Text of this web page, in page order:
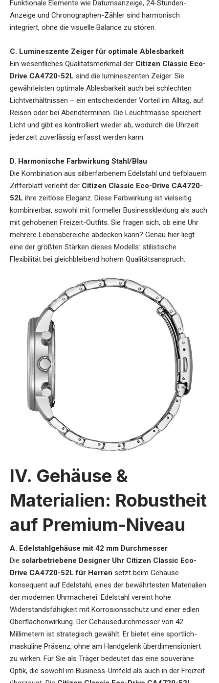
Funktionale Elemente wie Datumsanzeige, 24-Stunden-
Anzeige und Chronographen-Zähler sind harmonisch
integriert, ohne die visuelle Balance zu stören.
C. Lumineszente Zeiger für optimale Ablesbarkeit
Ein wesentliches Qualitätsmerkmal der Citizen Classic Eco-
Drive CA4720-52L sind die lumineszenten Zeiger. Sie
gewährleisten optimale Ablesbarkeit auch bei schlechten
Lichtverhältnissen – ein entscheidender Vorteil im Alltag, auf
Reisen oder bei Abendterminen. Die Leuchtmasse speichert
Licht und gibt es kontrolliert wieder ab, wodurch die Uhrzeit
jederzeit zuverlässig erfasst werden kann.
D. Harmonische Farbwirkung Stahl/Blau
Die Kombination aus silberfarbenem Edelstahl und tiefblauem
Zifferblatt verleiht der Citizen Classic Eco-Drive CA4720-
52L ihre zeitlose Eleganz. Diese Farbwirkung ist vielseitig
kombinierbar, sowohl mit formeller Businesskleidung als auch
mit gehobenen Freizeit-Outfits. Sie fragen sich, ob eine Uhr
mehrere Lebensbereiche abdecken kann? Genau hier liegt
eine der größten Stärken dieses Modells: stilistische
Flexibilität bei gleichbleibend hohem Qualitätsanspruch.
IV. Gehäuse &
Materialien: Robustheit
auf Premium-Niveau
A. Edelstahlgehäuse mit 42 mm Durchmesser
Die solarbetriebene Designer Uhr Citizen Classic Eco-
Drive CA4720-52L für Herren setzt beim Gehäuse
konsequent auf Edelstahl, eines der bewährtesten Materialien
der modernen Uhrmacherei. Edelstahl vereint hohe
Widerstandsfähigkeit mit Korrosionsschutz und einer edlen
Oberflächenwirkung. Der Gehäusedurchmesser von 42
Millimetern ist strategisch gewählt: Er bietet eine sportlich-
maskuline Präsenz, ohne am Handgelenk überdimensioniert
zu wirken. Für Sie als Träger bedeutet das eine souveräne
Optik, die sowohl im Business-Umfeld als auch in der Freizeit